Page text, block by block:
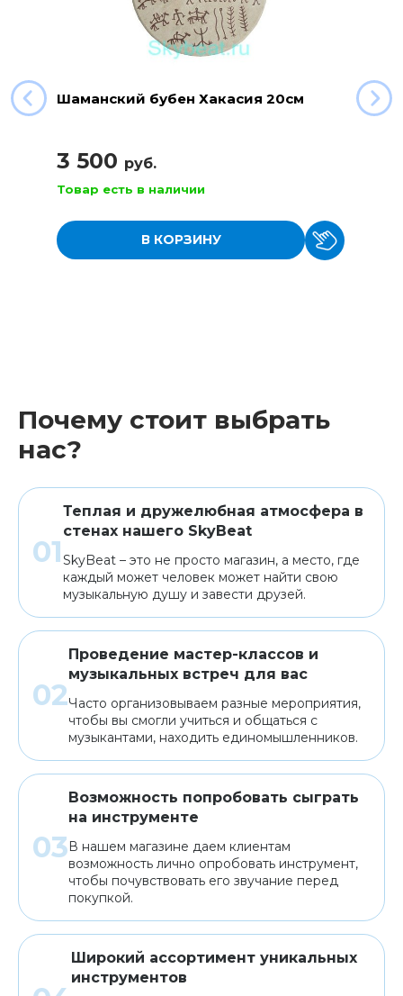
Шаманский бубен Хакасия 20см
3 500 руб.
Товар есть в наличии
В КОРЗИНУ
Почему стоит выбрать
нас?
Теплая и дружелюбная атмосфера в
стенах нашего SkyBeat
SkyBeat – это не просто магазин, а место, где
каждый может человек может найти свою
музыкальную душу и завести друзей.
Проведение мастер-классов и
музыкальных встреч для вас
Часто организовываем разные мероприятия,
чтобы вы смогли учиться и общаться с
музыкантами, находить единомышленников.
Возможность попробовать сыграть
на инструменте
В нашем магазине даем клиентам
возможность лично опробовать инструмент,
чтобы почувствовать его звучание перед
покупкой.
Широкий ассортимент уникальных
инструментов